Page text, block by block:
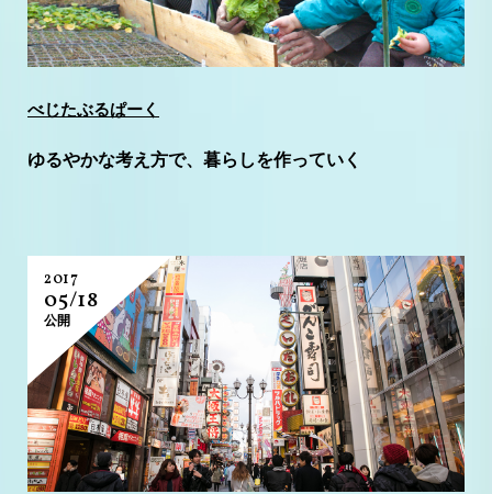
べじたぶるぱーく
ゆるやかな考え方で、暮らしを作っていく
2017
05/18
公開